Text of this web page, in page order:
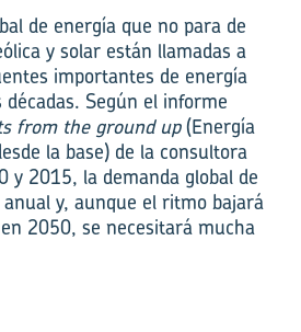
de energía que no para de
y solar están llamadas a
importantes de energía
Según el informe
from the ground up(Energía
la base) de la consultora
y 2015, la demanda global de
y, aunque el ritmo bajará
2050, se necesitará mucha